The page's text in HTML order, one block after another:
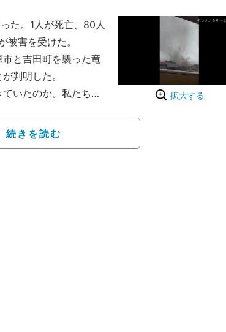
拡大する
た。1人が死亡、80人
害を受けた。
と吉田町を襲った竜
判明した。
いたのか。私たちは
続きを読む